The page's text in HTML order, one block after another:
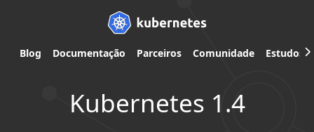
Blog Documentação Parceiros Comunidade Estudos
Kubernetes 1.4